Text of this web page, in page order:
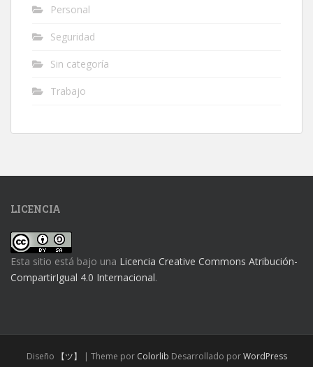
Personal
Seguridad
Sin categoría
Trabajo
LICENCIA
Esta sitio está bajo una Licencia Creative Commons Atribución-
CompartirIgual 4.0 Internacional.
Diseño 【ツ】 | Theme por Colorlib Desarrollado porWordPress